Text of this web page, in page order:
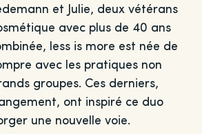
et Julie, deux vétérans
avec plus de 40 ans
less is more est née de
avec les pratiques non
groupes. Ces derniers,
ont inspiré ce duo
une nouvelle voie.